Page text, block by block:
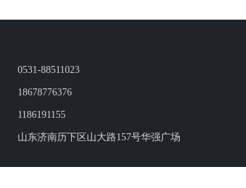
0531-88511023
18678776376
1186191155
山东济南历下区山大路157号华强广场